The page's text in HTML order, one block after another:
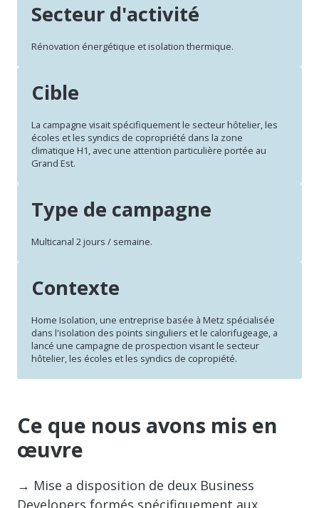
Contexte
Home Isolation, une entreprise basée à Metz spécialisée
dans l'isolation des points singuliers et le calorifugeage, a
lancé une campagne de prospection visant le secteur
hôtelier, les écoles et les syndics de copropiété.
Secteur d'activité
Rénovation énergétique et isolation thermique.
Cible
La campagne visait spécifiquement le secteur hôtelier, les
écoles et les syndics de copropriété dans la zone
climatique H1, avec une attention particulière portée au
Grand Est.
Type de campagne
Multicanal 2 jours / semaine.
Ce que nous avons mis en
œuvre
→ Mise a disposition de deux Business
Developers formés spécifiquement aux